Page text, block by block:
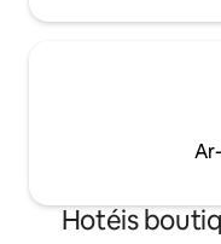
这是我第一次选择民宿
容,让一切担忧都显得是
分体贴细心,给我们的假
餐时的音乐、美味无比
的一杯热茶 ……。Craig
清迈的假期增添了很多
建议你选择88Place.”
Hotéis